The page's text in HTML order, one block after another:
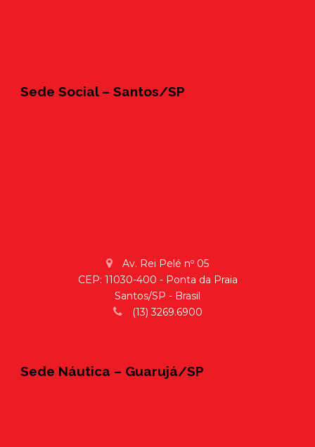
Sede Social – Santos/SP
Av. Rei Pelé nº 05
CEP: 11030-400 - Ponta da Praia
Santos/SP - Brasil
(13) 3269.6900
Sede Náutica – Guarujá/SP